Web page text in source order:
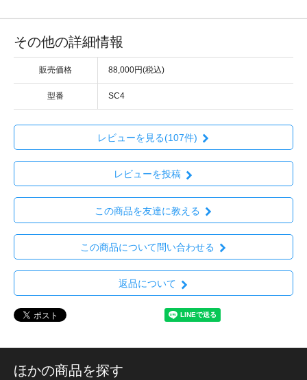
その他の詳細情報
販売価格 88,000円(税込)
型番 SC4
レビューを見る(107件)
レビューを投稿
この商品を友達に教える
この商品について問い合わせる
返品について
ほかの商品を探す